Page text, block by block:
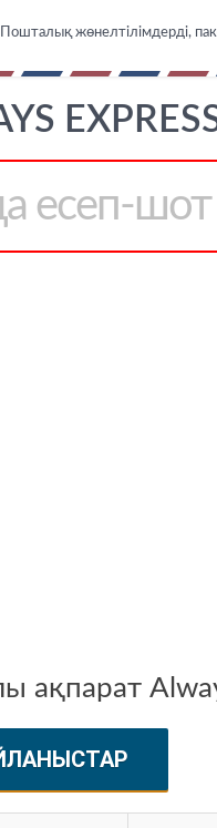
Пошталық жөнелтілімдерді,
ақпарат